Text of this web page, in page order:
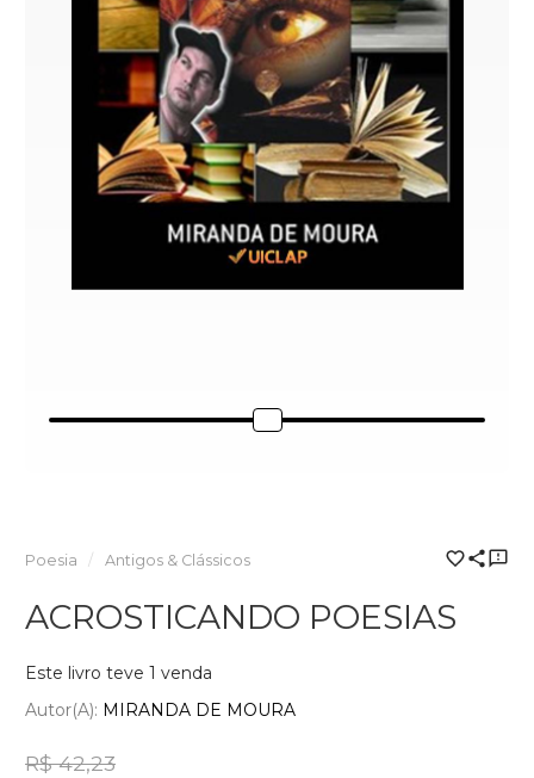
Poesia Antigos & Clássicos
ACROSTICANDO POESIAS
Este livro teve 1 venda
Autor(a): MIRANDA DE MOURA
R$ 42,23